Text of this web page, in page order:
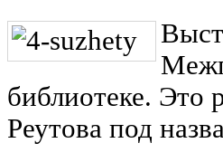
библиотеке. Это
Реутова под